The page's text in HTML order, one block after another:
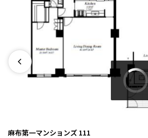
麻布第一マンションズ 111